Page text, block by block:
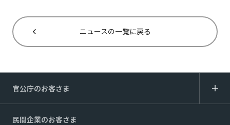
ニュースの一覧に戻る
官公庁のお客さま
民間企業のお客さま